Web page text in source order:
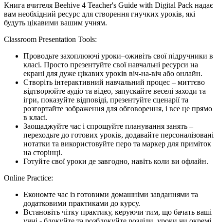
Книга вчителя Beehive 4 Teacher's Guide with Digital Pack надає
вам необхідний ресурс для створення гнучких уроків, які
будуть цікавими вашим учням.
Classroom Presentation Tools:
Проводьте захоплюючі уроки–оживіть свої підручники в
класі. Просто презентуйте свої навчальні ресурси на
екрані для дуже цікавих уроків віч-на-віч або онлайн.
Створіть інтерактивний навчальний процес – миттєво
відтворюйте аудіо та відео, запускайте веселі заходи та
ігри, показуйте відповіді, презентуйте сценарії та
розгортайте зображення для обговорення, і все це прямо
в класі.
Заощаджуйте час і спрощуйте планування занять –
переходьте до готових уроків, додавайте персоналізовані
нотатки та використовуйте перо та маркер для приміток
на сторінці.
Готуйте свої уроки де завгодно, навіть коли ви офлайн.
Online Practice:
Економте час із готовими домашніми завданнями та
додатковими практиками до курсу.
Встановіть чітку практику, керуючи тим, що бачать ваші